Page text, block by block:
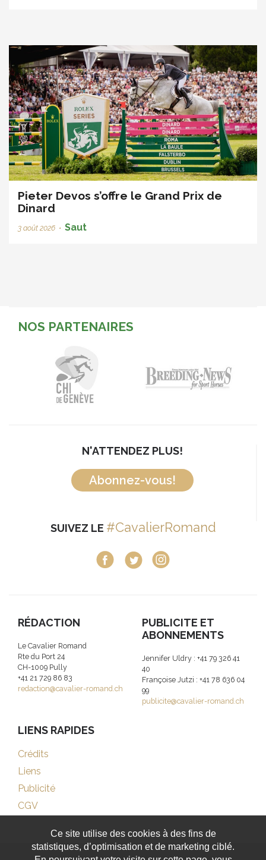
Pieter Devos s’offre le Grand Prix de
Dinard
3 août 2026 • Saut
NOS PARTENAIRES
N'ATTENDEZ PLUS!
Abonnez-vous!
SUIVEZ LE #CavalierRomand
RÉDACTION
Le Cavalier Romand
Rte du Port 24
CH-1009 Pully
+41 21 729 86 83
redaction@cavalier-romand.ch
PUBLICITE ET
ABONNEMENTS
Jennifer Uldry : +41 79 326 41
40
Françoise Jutzi : +41 78 636 04
99
publicite@cavalier-romand.ch
LIENS RAPIDES
Crédits
Liens
Publicité
CGV
Ce site utilise des cookies à des fins de
statistiques, d’optimisation et de marketing ciblé.